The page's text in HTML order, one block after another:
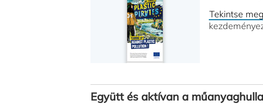
Tekintse
Együtt és aktívan a